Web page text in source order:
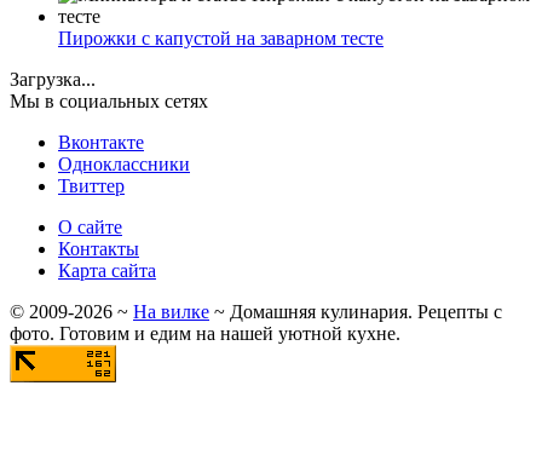
Пирожки с капустой на заварном тесте
Загрузка...
Мы в социальных сетях
Вконтакте
Одноклассники
Твиттер
О сайте
Контакты
Карта сайта
© 2009-2026 ~ На вилке ~ Домашняя кулинария. Рецепты с
фото. Готовим и едим на нашей уютной кухне.